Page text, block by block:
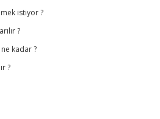
istiyor ?
?
ne kadar ?
?